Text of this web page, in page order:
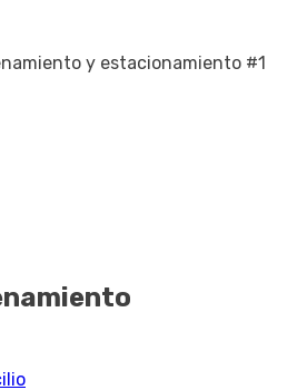
y estacionamiento #1